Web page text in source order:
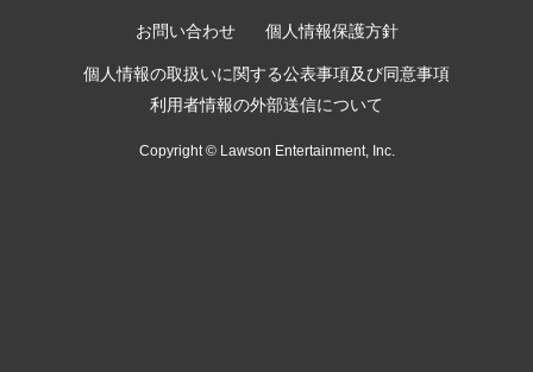
お問い合わせ 個人情報保護方針
個人情報の取扱いに関する公表事項及び同意事項
利用者情報の外部送信について
Copyright © Lawson Entertainment, Inc.